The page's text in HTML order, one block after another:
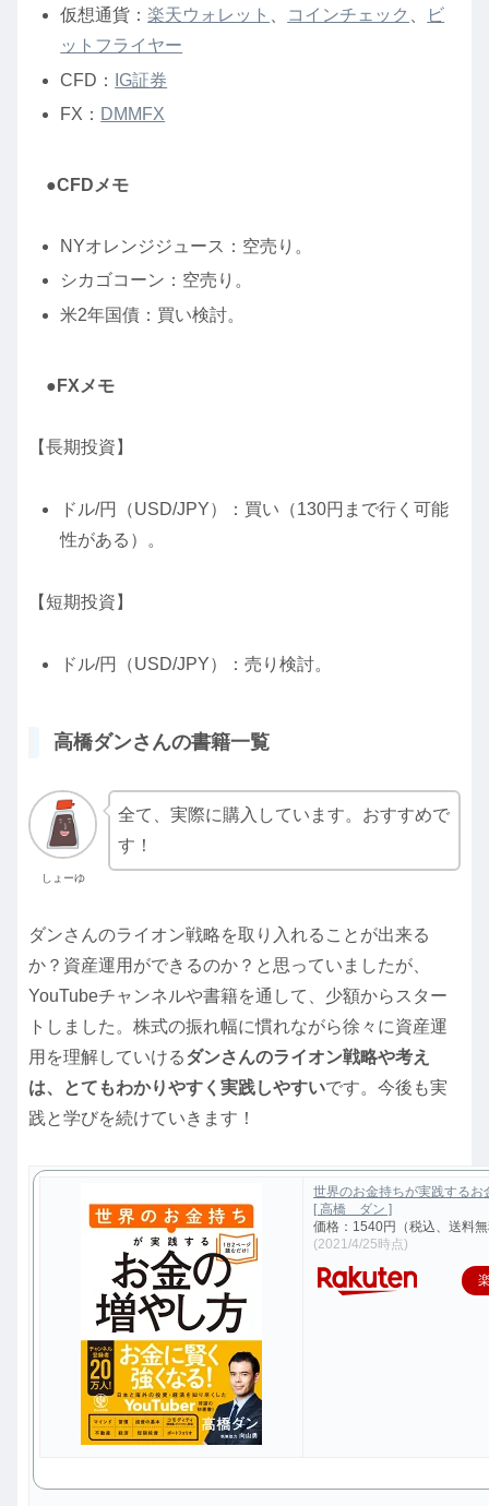
仮想通貨：楽天ウォレット コインチェック
ビ
ットフライヤー
CFD：
IG証券
FX： DMMFX
●CFDメモ
NYオレンジジュース：空売り。
シカゴコーン：空売り。
米2年国債：買い検討。
●FXメモ
【長期投資】
ドル/円（USD/JPY）：買い（130円まで行く可能
性がある）。
【短期投資】
ドル/円（USD/JPY）：売り検討。
高橋ダンさんの書籍一覧
しょーゆ
全て、実際に購入しています。おすすめで
す！
ダンさんのライオン戦略を取り入れることが出来る
か？資産運用ができるのか？と思っていましたが、
YouTubeチャンネルや書籍を通して、少額からスター
トしました。株式の振れ幅に慣れながら徐々に資産運
用を理解していけるダンさんのライオン戦略や考え
は、とてもわかりやすく実践しやすいです。今後も実
践と学びを続けていきます！
世界のお金持ちが実践するお
[ 高橋 ダン ]
価格：1540円（税込、送料
(2021/4/25時点)